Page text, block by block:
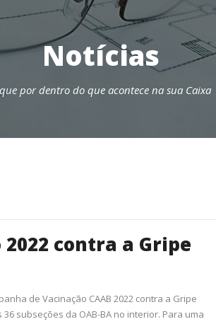
Notícias
por dentro do que acontece na sua Caixa
contra a Gripe
de Vacinação CAAB 2022 contra a Gripe
subseções da OAB-BA no interior. Para uma